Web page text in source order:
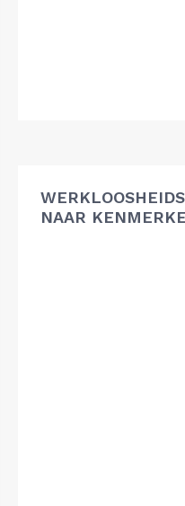
NAAR